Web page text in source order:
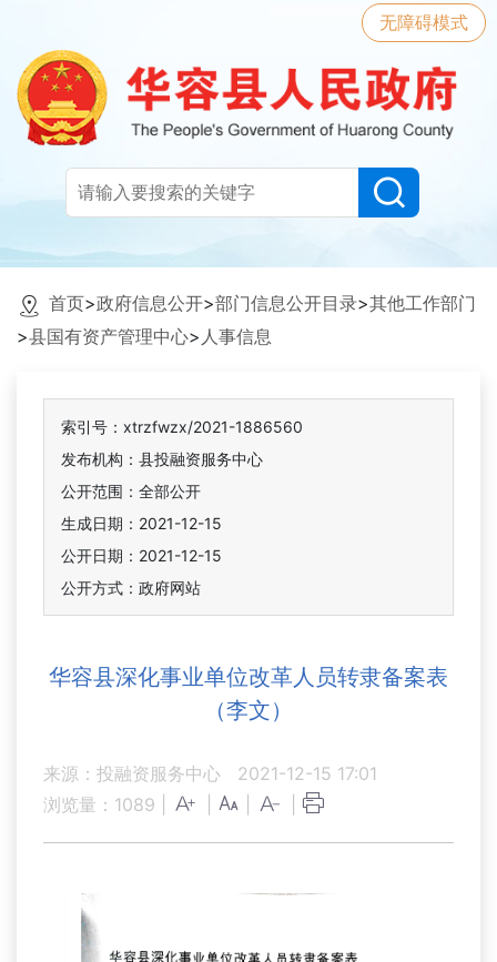
无障碍模式
首页>政府信息公开>部门信息公开目录>其他工作部门
>县国有资产管理中心> 人事信息
索引号：xtrzfwzx/2021-1886560
发布机构：县投融资服务中心
公开范围：全部公开
生成日期：2021-12-15
公开日期：2021-12-15
公开方式：政府网站
华容县深化事业单位改革人员转隶备案表
（李文）
来源：投融资服务中心
2021-12-15 17:01
浏览量： 1089